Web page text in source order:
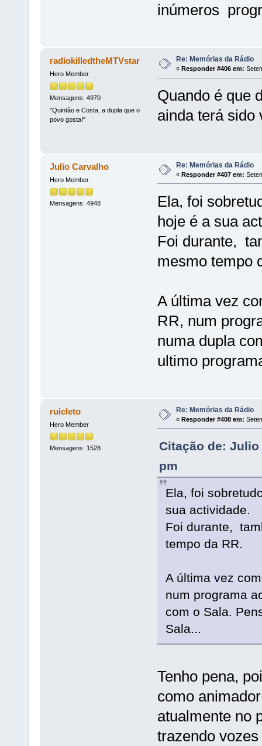
inúmeros
radiokilledtheMTVstar
Hero Member
Mensagens: 4970
"Quintão e Costa, a dupla que o
povo gosta!"
Re: Memórias da Rádio
« Responder #406 em:
Quando é que
ainda terá sido
Julio Carvalho
Hero Member
Mensagens: 4948
Re: Memórias da Rádio
« Responder #407 em:
Ela, foi
hoje é a sua
Foi durante,
mesmo tempo
A última vez
RR, num
numa dupla
ultimo
ruicleto
Hero Member
Mensagens: 1528
Re: Memórias da Rádio
« Responder #408 em:
Citação de: Julio
pm
Ela, foi
sua actividade.
Foi durante,
tempo da RR.
A última vez
num programa
com o Sala.
Sala...
Tenho pena,
como
atualmente no
trazendo